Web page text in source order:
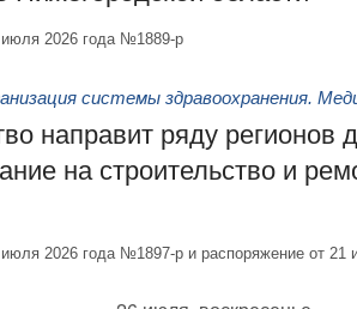
2026 года №1889-р
системы здравоохранения.
направит ряду регионов
на строительство и
2026 года №1897-р и распоряжение от